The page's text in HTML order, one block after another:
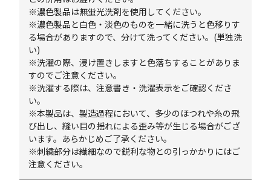
※濃色製品は無蛍光洗剤を使用してください。
※濃色製品と白色・淡色のものを一緒に洗うと色移りす
る場合がありますので、分けて洗ってください。(単独洗
い)
※洗濯の際、浸け置きしますと色落ちすることがありま
すのでご注意ください。
※洗濯する際は、注意書き・洗濯表示をご確認くださ
い。
※本製品は、製造過程において、多少のほつれや糸の飛
び出し、縫い目の揺れによる歪み等が生じる場合がござ
います。あらかじめご了承ください。
※刺繍部分は繊細なので鋭利な物との引っかかりにはご
注意ください。